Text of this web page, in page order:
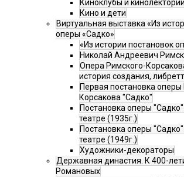
Киноклубы и кинолектории
Кино и дети
Виртуальная выставка «Из
оперы «Садко»
«Из истории постановок
Николай Андреевич
Опера Римского-
история создания,
Первая постановка
Корсакова "Садко"
Постановка оперы
театре (1935г.)
Постановка оперы
театре (1949г.)
Художники-декораторы
Державная династия. К 400-
Романовых